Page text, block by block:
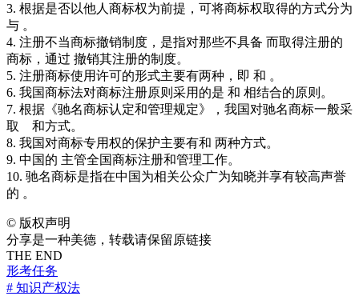
3. 根据是否以他人商标权为前提，可将商标权取得的方式分为
与 。
4. 注册不当商标撤销制度，是指对那些不具备 而取得注册的
商标，通过 撤销其注册的制度。
5. 注册商标使用许可的形式主要有两种，即 和 。
6. 我国商标法对商标注册原则采用的是 和 相结合的原则。
7. 根据《驰名商标认定和管理规定》，我国对驰名商标一般采
取 和方式。
8. 我国对商标专用权的保护主要有和 两种方式。
9. 中国的 主管全国商标注册和管理工作。
10. 驰名商标是指在中国为相关公众广为知晓并享有较高声誉
的 。
© 版权声明
分享是一种美德，转载请保留原链接
THE END
形考任务
# 知识产权法